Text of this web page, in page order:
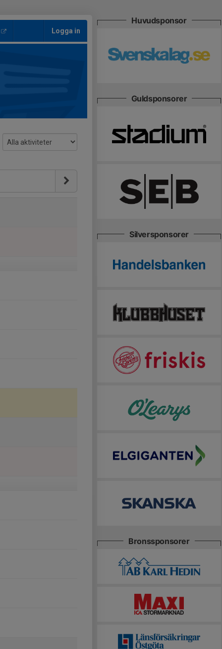
Logga in
Huvudsponsor
Guldsponsorer
Silversponsorer
Bronssponsorer